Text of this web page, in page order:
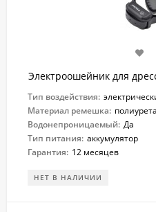
Электроошейник для
Тип воздействия:
Материал ремешка:
Водонепроницаемый: Да
Тип питания: аккумулятор
Гарантия: 12 месяцев
НЕТ В НАЛИЧИИ